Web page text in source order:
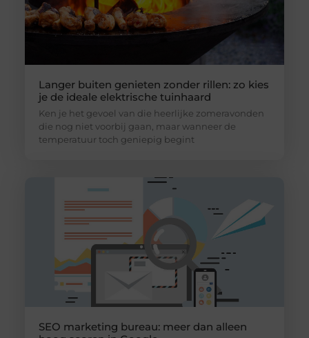
Langer buiten genieten zonder rillen: zo kies
je de ideale elektrische tuinhaard
Ken je het gevoel van die heerlijke zomeravonden
die nog niet voorbij gaan, maar wanneer de
temperatuur toch geniepig begint
SEO marketing bureau: meer dan alleen